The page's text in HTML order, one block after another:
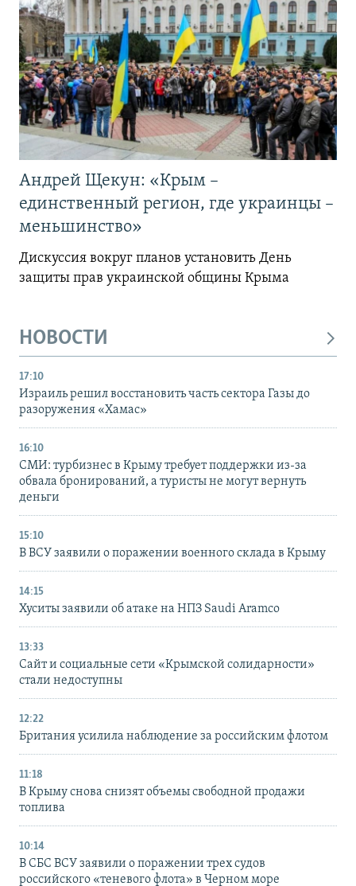
Андрей Щекун: «Крым –
единственный регион, где украинцы –
меньшинство»
Дискуссия вокруг планов установить День
защиты прав украинской общины Крыма
НОВОСТИ
17:10
Израиль решил восстановить часть сектора Газы до
разоружения «Хамас»
16:10
СМИ: турбизнес в Крыму требует поддержки из-за
обвала бронирований, а туристы не могут вернуть
деньги
15:10
В ВСУ заявили о поражении военного склада в Крыму
14:15
Хуситы заявили об атаке на НПЗ Saudi Aramco
13:33
Сайт и социальные сети «Крымской солидарности»
стали недоступны
12:22
Британия усилила наблюдение за российским флотом
11:18
В Крыму снова снизят объемы свободной продажи
топлива
10:14
В СБС ВСУ заявили о поражении трех судов
российского «теневого флота» в Черном море